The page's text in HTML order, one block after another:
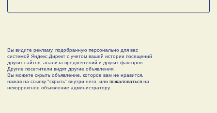
Вы видите рекламу, подобранную персонально для вас
системой Яндекс.Директ с учетом вашей истории посещений
других сайтов, анализа предпочтений и других факторов.
Другие посетители видят другие объявления.
Вы можете скрыть объявление, которое вам не нравится,
нажав на ссылку "скрыть" внутри него, или пожаловаться на
некорректное объявление администратору.